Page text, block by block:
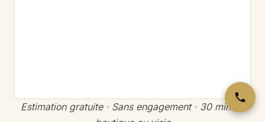
Estimation gratuite · Sans engagement · 30 min en